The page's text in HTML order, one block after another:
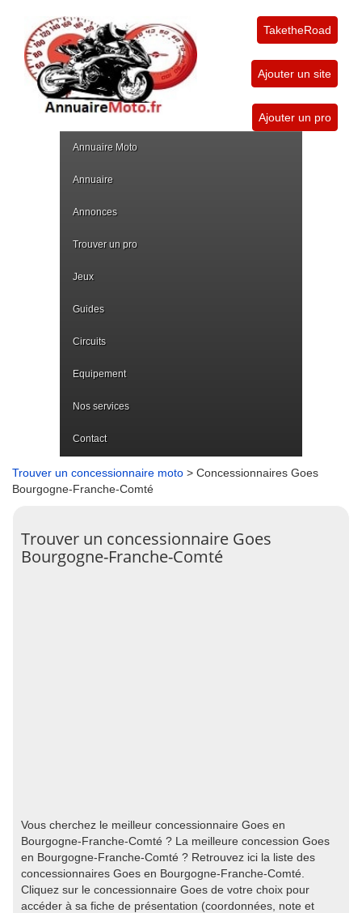
TaketheRoad
Ajouter un site
Ajouter un pro
Annuaire Moto
Annuaire
Annonces
Trouver un pro
Jeux
Guides
Circuits
Equipement
Nos services
Contact
Trouver un concessionnaire moto > Concessionnaires Goes
Bourgogne-Franche-Comté
Trouver un concessionnaire Goes
Bourgogne-Franche-Comté
Vous cherchez le meilleur concessionnaire Goes en
Bourgogne-Franche-Comté ? La meilleure concession Goes
en Bourgogne-Franche-Comté ? Retrouvez ici la liste des
concessionnaires Goes en Bourgogne-Franche-Comté.
Cliquez sur le concessionnaire Goes de votre choix pour
accéder à sa fiche de présentation (coordonnées, note et